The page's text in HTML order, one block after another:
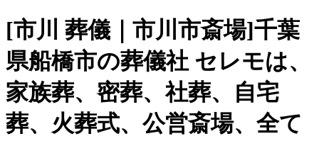
[市川 葬儀｜市川市斎場]千葉
県船橋市の葬儀社 セレモは、
家族葬、密葬、社葬、自宅
葬、火葬式、公営斎場、全て